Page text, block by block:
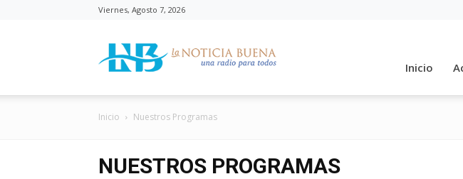
Viernes, Agosto 7, 2026
La
Inicio
Inicio Nuestros Programas
NUESTROS PROGRAMAS